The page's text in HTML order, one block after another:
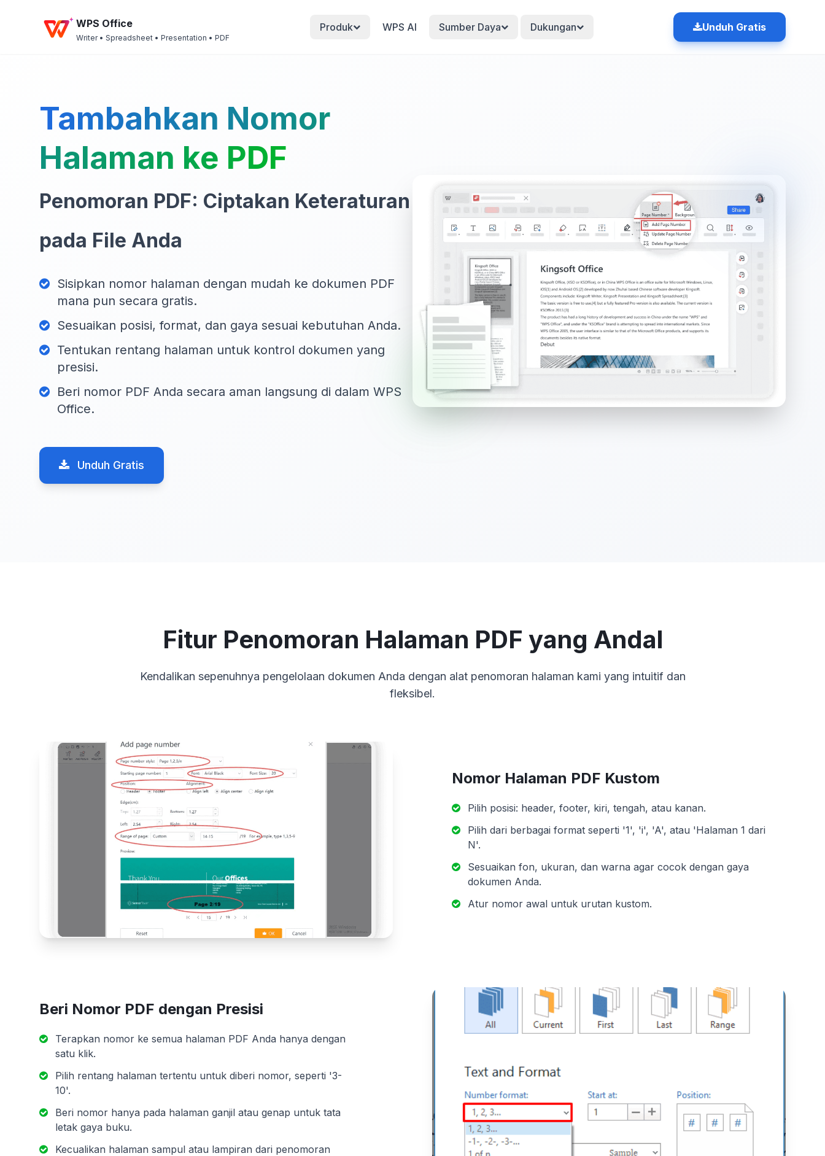
WPS Office
Writer • Spreadsheet • Presentation • PDF
Produk WPS AI Sumber Daya Dukungan Unduh Gratis
Tambahkan Nomor
Halaman ke PDF
Penomoran PDF: Ciptakan Keteraturan
pada File Anda
Sisipkan nomor halaman dengan mudah ke dokumen PDF
mana pun secara gratis.
Sesuaikan posisi, format, dan gaya sesuai kebutuhan Anda.
Tentukan rentang halaman untuk kontrol dokumen yang
presisi.
Beri nomor PDF Anda secara aman langsung di dalam WPS
Office.
Unduh Gratis
Fitur Penomoran Halaman PDF yang Andal
Kendalikan sepenuhnya pengelolaan dokumen Anda dengan alat penomoran halaman kami yang intuitif dan
fleksibel.
Nomor Halaman PDF Kustom
Pilih posisi: header, footer, kiri, tengah, atau kanan.
Pilih dari berbagai format seperti '1', 'i', 'A', atau 'Halaman 1 dari
N'.
Sesuaikan fon, ukuran, dan warna agar cocok dengan gaya
dokumen Anda.
Atur nomor awal untuk urutan kustom.
Beri Nomor PDF dengan Presisi
Terapkan nomor ke semua halaman PDF Anda hanya dengan
satu klik.
Pilih rentang halaman tertentu untuk diberi nomor, seperti '3-
10'.
Beri nomor hanya pada halaman ganjil atau genap untuk tata
letak gaya buku.
Kecualikan halaman sampul atau lampiran dari penomoran